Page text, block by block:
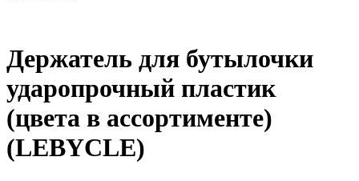
Держатель для бутылочки
ударопрочный пластик
(цвета в ассортименте)
(LEBYCLE)